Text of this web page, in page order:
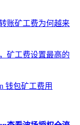
账矿工费为何越来
矿工费设置最高的
钱包矿工费用